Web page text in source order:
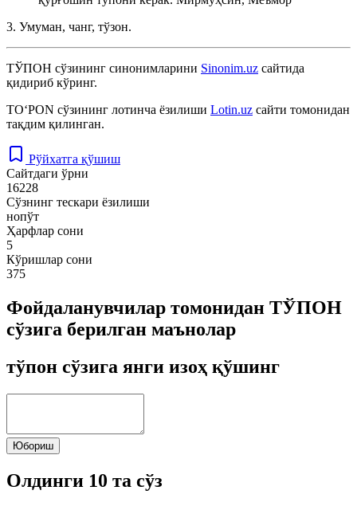
3. Умуман, чанг, тўзон.
ТЎПОН сўзининг синонимларини Sinonim.uz сайтида
қидириб кўринг.
TO‘PON сўзининг лотинча ёзилиши Lotin.uz сайти томонидан
тақдим қилинган.
Рўйхатга қўшиш
Сайтдаги ўрни
16228
Сўзнинг тескари ёзилиши
нопўт
Ҳарфлар сони
5
Кўришлар сони
375
Фойдаланувчилар томонидан ТЎПОН
сўзига берилган маънолар
тўпон сўзига янги изоҳ қўшинг
Юбориш
Олдинги 10 та сўз